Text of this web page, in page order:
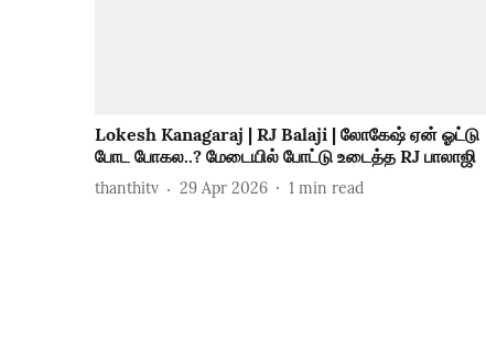
Lokesh Kanagaraj | RJ Balaji | லோகேஷ் ஏன் ஓட்டு
போட போகல..? மேடையில் போட்டு உடைத்த RJ பாலாஜி
thanthitv 29 Apr 2026 1 min read